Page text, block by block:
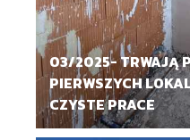
03/2025- TRWAJĄ
PIERWSZYCH
CZYSTE PRACE